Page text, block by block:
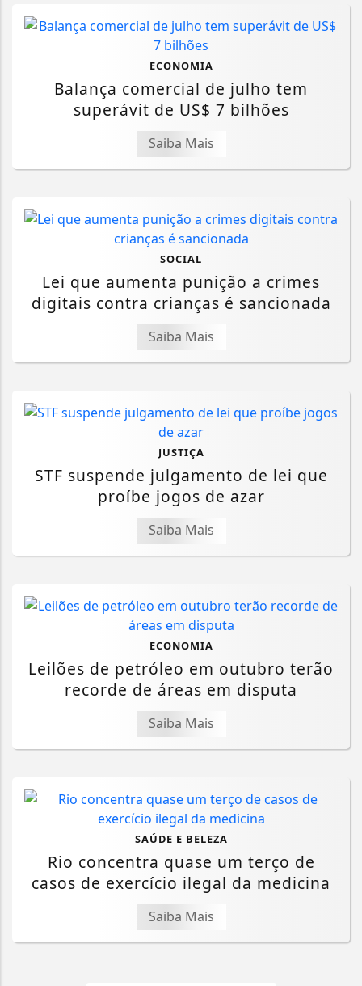
ECONOMIA
Balança comercial de julho tem
superávit de US$ 7 bilhões
Saiba Mais
SOCIAL
Lei que aumenta punição a crimes
digitais contra crianças é sancionada
Saiba Mais
JUSTIÇA
STF suspende julgamento de lei que
proíbe jogos de azar
Saiba Mais
ECONOMIA
Leilões de petróleo em outubro terão
recorde de áreas em disputa
Saiba Mais
SAÚDE E BELEZA
Rio concentra quase um terço de
casos de exercício ilegal da medicina
Saiba Mais